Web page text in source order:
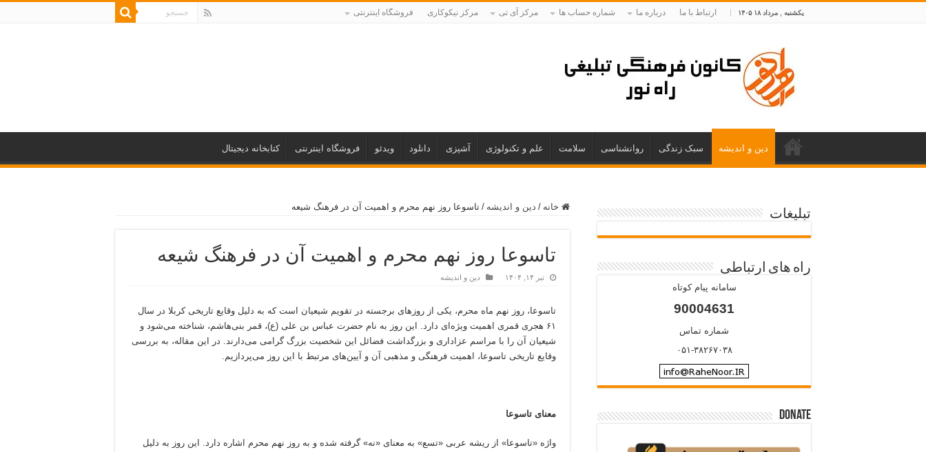
یکشنبه , مرداد ۱۸ ۱۴۰۵ ارتباط با ما درباره ما شماره حساب ها مرکز آی تی مرکز نیکوکاری فروشگاه اینترنتی
دین و اندیشه سبک زندگی روانشناسی سلامت علم و تکنولوژی آشپزی دانلود ویدئو فروشگاه اینترنتی کتابخانه دیجیتال
خانه / دین و اندیشه / تاسوعا روز نهم محرم و اهمیت آن در فرهنگ شیعه
تاسوعا روز نهم محرم و اهمیت آن در فرهنگ شیعه
تیر ۱۴, ۱۴۰۴ دین و اندیشه
تاسوعا، روز نهم ماه محرم، یکی از روزهای برجسته در تقویم شیعیان است که به دلیل وقایع تاریخی کربلا در سال
۶۱ هجری قمری اهمیت ویژه‌ای دارد. این روز به نام حضرت عباس بن علی (ع)، قمر بنی‌هاشم، شناخته می‌شود و
شیعیان آن را با مراسم عزاداری و بزرگداشت فضائل این شخصیت بزرگ گرامی می‌دارند. در این مقاله، به بررسی
وقایع تاریخی تاسوعا، اهمیت فرهنگی و مذهبی آن و آیین‌های مرتبط با این روز می‌پردازیم.
معنای تاسوعا
واژه «تاسوعا» از ریشه عربی «تسع» به معنای «نه» گرفته شده و به روز نهم محرم اشاره دارد. این روز به دلیل
تبلیغات
راه های ارتباطی
سامانه پیام کوتاه
90004631
شماره تماس
۰۵۱-۳۸۲۶۷۰۳۸
Donate